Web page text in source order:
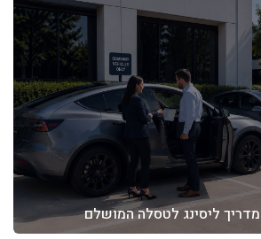
ליסינג לטסלה המושלם